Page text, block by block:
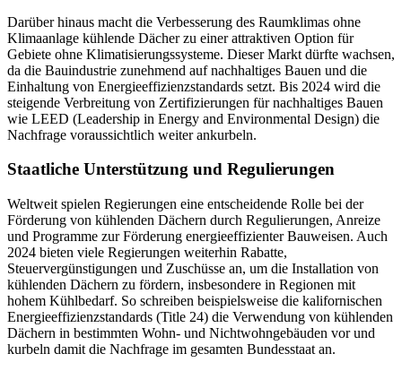
Darüber hinaus macht die Verbesserung des Raumklimas ohne
Klimaanlage kühlende Dächer zu einer attraktiven Option für
Gebiete ohne Klimatisierungssysteme. Dieser Markt dürfte wachsen,
da die Bauindustrie zunehmend auf nachhaltiges Bauen und die
Einhaltung von Energieeffizienzstandards setzt. Bis 2024 wird die
steigende Verbreitung von Zertifizierungen für nachhaltiges Bauen
wie LEED (Leadership in Energy and Environmental Design) die
Nachfrage voraussichtlich weiter ankurbeln.
Staatliche Unterstützung und Regulierungen
Weltweit spielen Regierungen eine entscheidende Rolle bei der
Förderung von kühlenden Dächern durch Regulierungen, Anreize
und Programme zur Förderung energieeffizienter Bauweisen. Auch
2024 bieten viele Regierungen weiterhin Rabatte,
Steuervergünstigungen und Zuschüsse an, um die Installation von
kühlenden Dächern zu fördern, insbesondere in Regionen mit
hohem Kühlbedarf. So schreiben beispielsweise die kalifornischen
Energieeffizienzstandards (Title 24) die Verwendung von kühlenden
Dächern in bestimmten Wohn- und Nichtwohngebäuden vor und
kurbeln damit die Nachfrage im gesamten Bundesstaat an.